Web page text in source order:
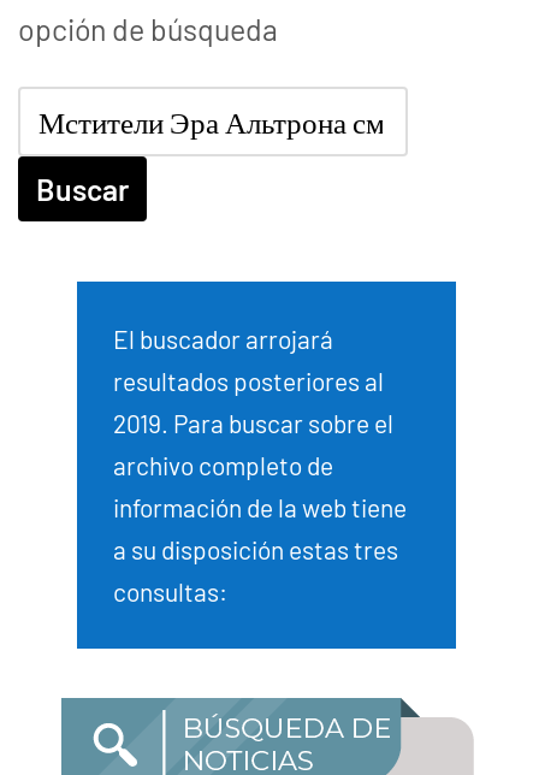
opción de búsqueda
El buscador arrojará
resultados posteriores al
2019. Para buscar sobre el
archivo completo de
información de la web tiene
a su disposición estas tres
consultas: